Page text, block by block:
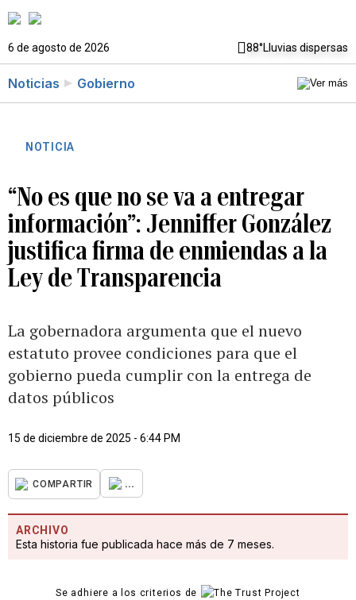
6 de agosto de 2026 88°Lluvias dispersas
Noticias Gobierno
NOTICIA
“No es que no se va a entregar
información”: Jenniffer González
justifica firma de enmiendas a la
Ley de Transparencia
La gobernadora argumenta que el nuevo
estatuto provee condiciones para que el
gobierno pueda cumplir con la entrega de
datos públicos
15 de diciembre de 2025 - 6:44 PM
COMPARTIR ...
ARCHIVO
Esta historia fue publicada hace más de 7 meses.
Se adhiere a los criterios de